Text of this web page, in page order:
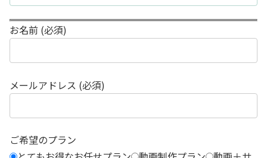
お名前 (必須)
メールアドレス (必須)
ご希望のプラン